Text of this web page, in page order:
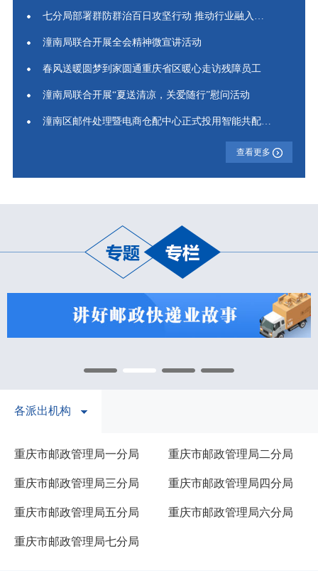
潼南局联合开展全会精神微宣讲活动
春风送暖圆梦到家圆通重庆省区暖心走访残障员工
潼南局联合开展“夏送清凉，关爱随行”慰问活动
潼南区邮件处理暨电商仓配中心正式投用智能共配助力寄递提...
查看更多
各派出机构
重庆市邮政管理局一分局 重庆市邮政管理局二分局
重庆市邮政管理局三分局 重庆市邮政管理局四分局
重庆市邮政管理局五分局 重庆市邮政管理局六分局
重庆市邮政管理局七分局